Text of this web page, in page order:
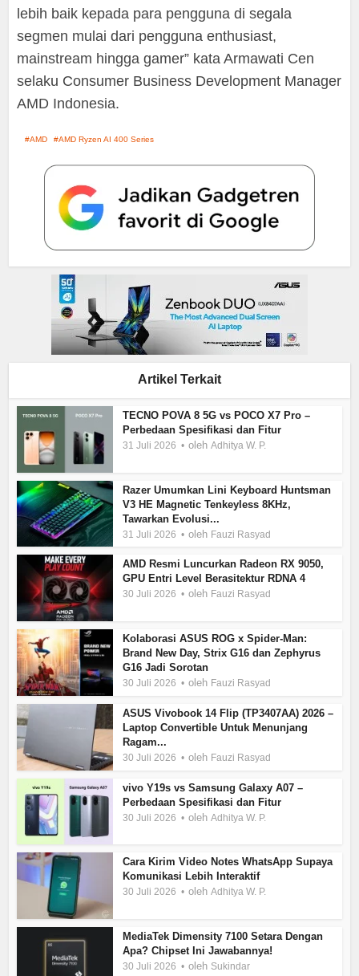
lebih baik kepada para pengguna di segala
segmen mulai dari pengguna enthusiast,
mainstream hingga gamer” kata Armawati Cen
selaku Consumer Business Development Manager
AMD Indonesia.
AMD AMD Ryzen AI 400 Series
Artikel Terkait
TECNO POVA 8 5G vs POCO X7 Pro –
Perbedaan Spesifikasi dan Fitur
31 Juli 2026 olehAdhitya W. P.
Razer Umumkan Lini Keyboard Huntsman
V3 HE Magnetic Tenkeyless 8KHz,
Tawarkan Evolusi...
31 Juli 2026 oleh Fauzi Rasyad
AMD Resmi Luncurkan Radeon RX 9050,
GPU Entri Level Berasitektur RDNA 4
30 Juli 2026 oleh Fauzi Rasyad
Kolaborasi ASUS ROG x Spider-Man:
Brand New Day, Strix G16 dan Zephyrus
G16 Jadi Sorotan
30 Juli 2026 oleh Fauzi Rasyad
ASUS Vivobook 14 Flip (TP3407AA) 2026 –
Laptop Convertible Untuk Menunjang
Ragam...
30 Juli 2026 oleh Fauzi Rasyad
vivo Y19s vs Samsung Galaxy A07 –
Perbedaan Spesifikasi dan Fitur
30 Juli 2026 olehAdhitya W. P.
Cara Kirim Video Notes WhatsApp Supaya
Komunikasi Lebih Interaktif
30 Juli 2026 olehAdhitya W. P.
MediaTek Dimensity 7100 Setara Dengan
Apa? Chipset Ini Jawabannya!
30 Juli 2026 oleh Sukindar